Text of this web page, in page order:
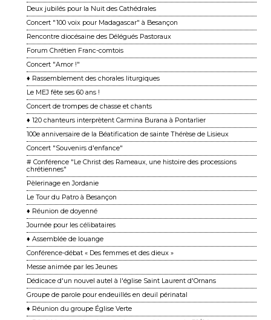
Deux jubilés pour la Nuit des Cathédrales
Concert "100 voix pour Madagascar" à Besançon
Rencontre diocésaine des Délégués Pastoraux
Forum Chrétien Franc-comtois
Concert "Amor !"
♦ Rassemblement des chorales liturgiques
Le MEJ fête ses 60 ans !
Concert de trompes de chasse et chants
♦ 120 chanteurs interprètent Carmina Burana à Pontarlier
100e anniversaire de la Béatification de sainte Thérèse de Lisieux
Concert "Souvenirs d'enfance"
# Conférence "Le Christ des Rameaux, une histoire des processions
chrétiennes"
Pèlerinage en Jordanie
Le Tour du Patro à Besançon
♦ Réunion de doyenné
Journée pour les célibataires
♦ Assemblée de louange
Conférence-débat « Des femmes et des dieux »
Messe animée par les Jeunes
Dédicace d'un nouvel autel à l'église Saint Laurent d'Ornans
Groupe de parole pour endeuillés en deuil périnatal
♦ Réunion du groupe Église Verte